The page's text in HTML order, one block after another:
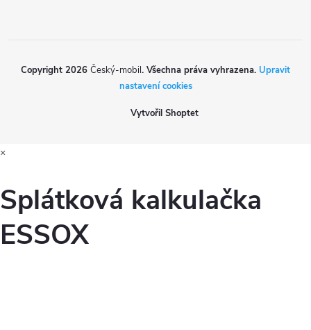
Vytvořil Shoptet
Copyright 2026 Český-mobil. Všechna práva vyhrazena. Upravit
nastavení cookies
×
Splátková kalkulačka
ESSOX